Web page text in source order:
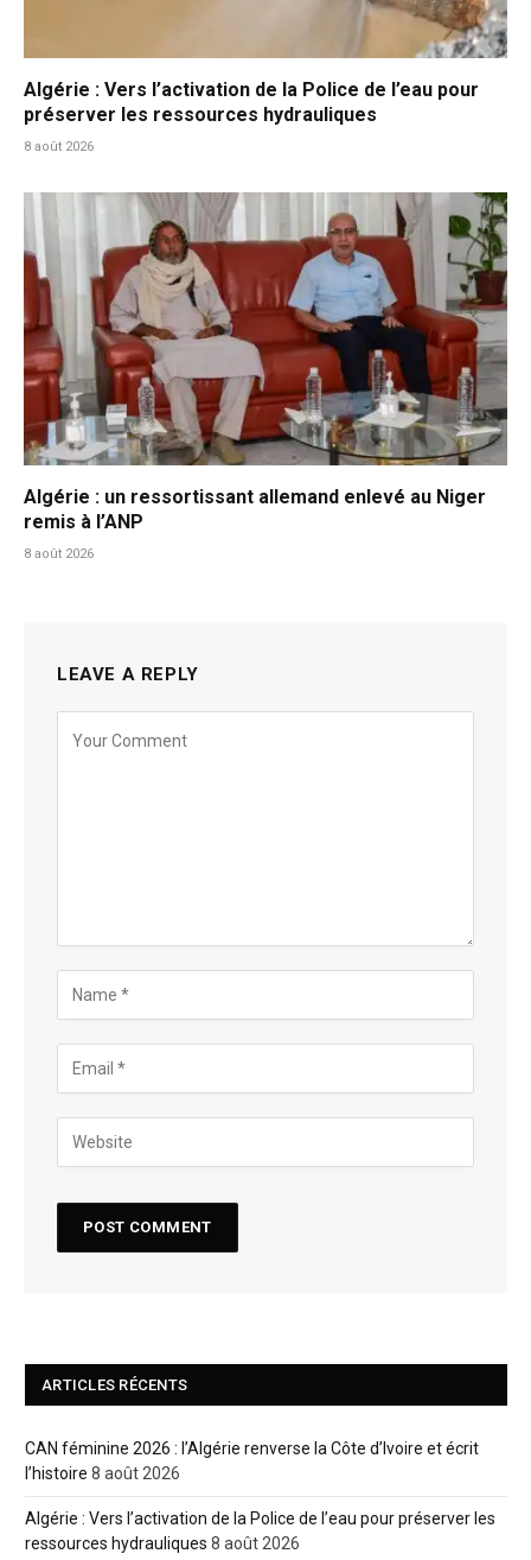
Algérie : Vers l’activation de la Police de l’eau pour
préserver les ressources hydrauliques
8 août 2026
Algérie : un ressortissant allemand enlevé au Niger
remis à l’ANP
8 août 2026
LEAVE A REPLY
ARTICLES RÉCENTS
CAN féminine 2026 : l’Algérie renverse la Côte d’Ivoire et écrit
l’histoire 8 août 2026
Algérie : Vers l’activation de la Police de l’eau pour préserver les
ressources hydrauliques 8 août 2026